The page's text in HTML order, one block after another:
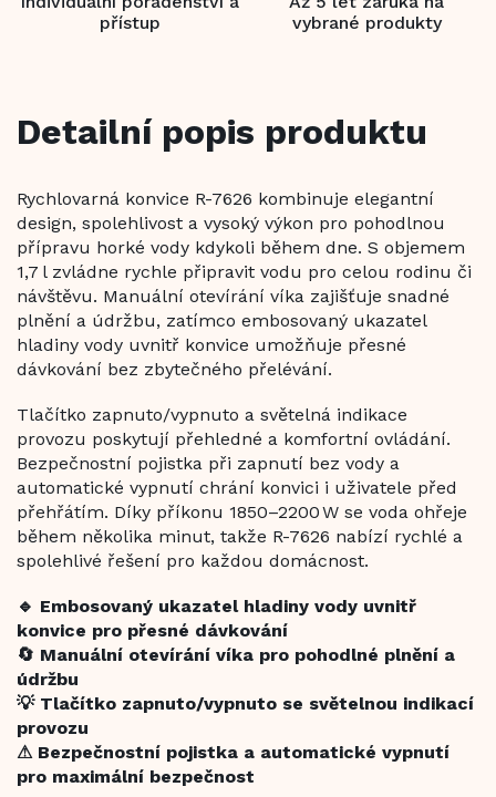
přístup
vybrané produkty
Detailní popis produktu
Rychlovarná konvice R-7626 kombinuje elegantní
design, spolehlivost a vysoký výkon pro pohodlnou
přípravu horké vody kdykoli během dne. S objemem
1,7 l zvládne rychle připravit vodu pro celou rodinu či
návštěvu. Manuální otevírání víka zajišťuje snadné
plnění a údržbu, zatímco embosovaný ukazatel
hladiny vody uvnitř konvice umožňuje přesné
dávkování bez zbytečného přelévání.
Tlačítko zapnuto/vypnuto a světelná indikace
provozu poskytují přehledné a komfortní ovládání.
Bezpečnostní pojistka při zapnutí bez vody a
automatické vypnutí chrání konvici i uživatele před
přehřátím. Díky příkonu 1850–2200 W se voda ohřeje
během několika minut, takže R-7626 nabízí rychlé a
spolehlivé řešení pro každou domácnost.
🔹 Embosovaný ukazatel hladiny vody uvnitř
konvice pro přesné dávkování
🔄 Manuální otevírání víka pro pohodlné plnění a
údržbu
💡 Tlačítko zapnuto/vypnuto se světelnou indikací
provozu
⚠ Bezpečnostní pojistka a automatické vypnutí
pro maximální bezpečnost